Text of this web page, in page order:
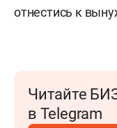
отнестись к
Читайте
в Telegram